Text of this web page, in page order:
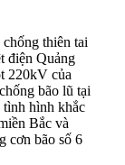
thiên tai
điện Quảng
220kV của
bão lũ tại
hình khắc
Bắc và
cơn bão số 6